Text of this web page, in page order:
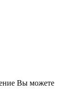
Вы можете